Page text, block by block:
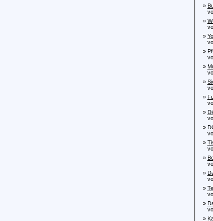
»
»
»
»
»
»
»
»
»
»
»
»
»
»
»